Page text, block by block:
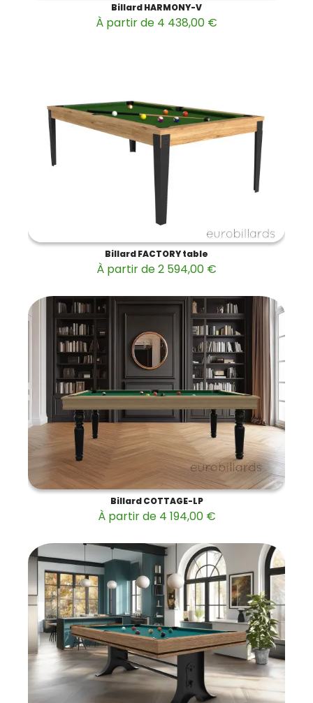
Billard HARMONY-V
À partir de 4 438,00 €
Billard FACTORY table
À partir de 2 594,00 €
Billard COTTAGE-LP
À partir de 4 194,00 €